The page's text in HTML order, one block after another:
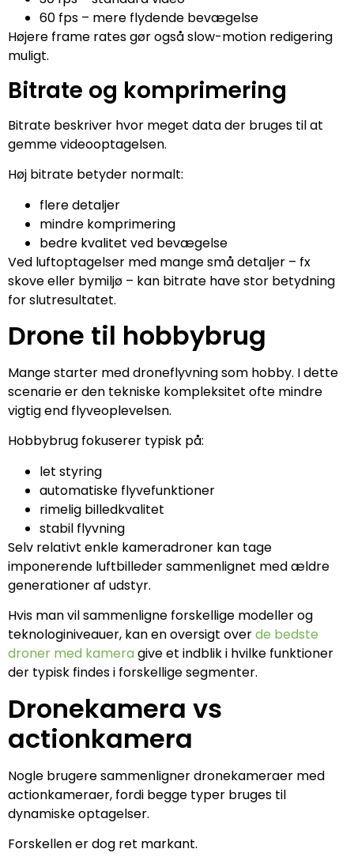
60 fps – mere flydende bevægelse
Højere frame rates gør også slow-motion redigering
muligt.
Bitrate og komprimering
Bitrate beskriver hvor meget data der bruges til at
gemme videooptagelsen.
Høj bitrate betyder normalt:
flere detaljer
mindre komprimering
bedre kvalitet ved bevægelse
Ved luftoptagelser med mange små detaljer – fx
skove eller bymiljø – kan bitrate have stor betydning
for slutresultatet.
Drone til hobbybrug
Mange starter med droneflyvning som hobby. I dette
scenarie er den tekniske kompleksitet ofte mindre
vigtig end flyveoplevelsen.
Hobbybrug fokuserer typisk på:
let styring
automatiske flyvefunktioner
rimelig billedkvalitet
stabil flyvning
Selv relativt enkle kameradroner kan tage
imponerende luftbilleder sammenlignet med ældre
generationer af udstyr.
Hvis man vil sammenligne forskellige modeller og
teknologiniveauer, kan en oversigt overde bedste
droner med kameragive et indblik i hvilke funktioner
der typisk findes i forskellige segmenter.
Dronekamera vs
actionkamera
Nogle brugere sammenligner dronekameraer med
actionkameraer, fordi begge typer bruges til
dynamiske optagelser.
Forskellen er dog ret markant.